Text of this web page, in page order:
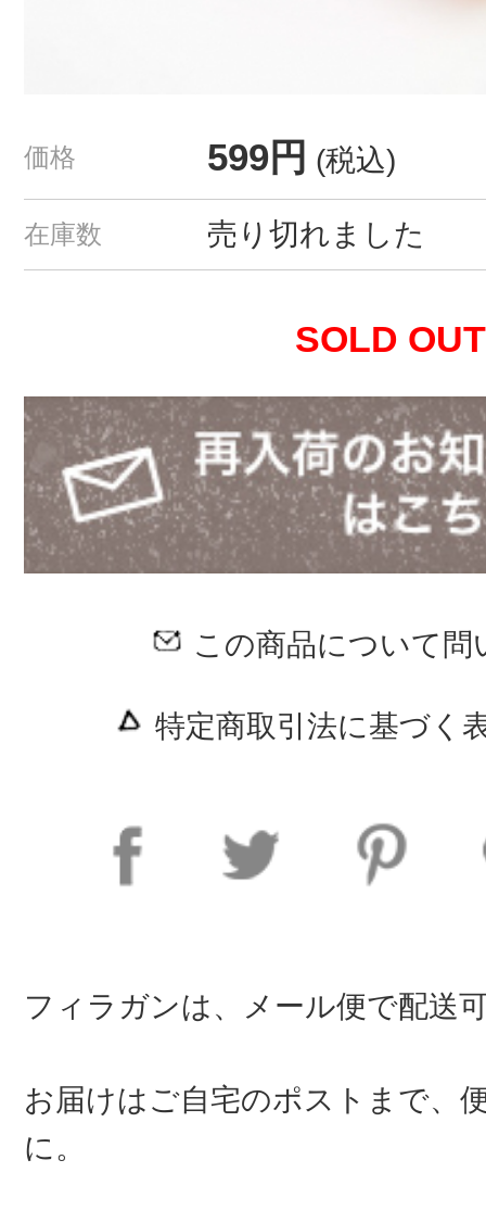
価格 599円 (税込)
在庫数 売り切れました
SOLD OUT
この商品について問
特定商取引法に基づく
フィラガンは、メール便で配送
お届けはご自宅のポストまで、
に。